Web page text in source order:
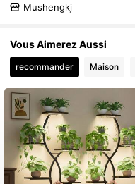
Mushengkj
Vous Aimerez Aussi
recommander Maison